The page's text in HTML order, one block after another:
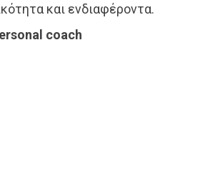
και ενδιαφέροντα.
coach